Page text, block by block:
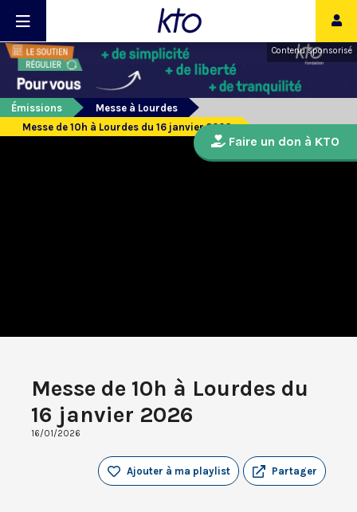
Contenu sponsorisé
Émissions
Messe à Lourdes
Messe de 10h à Lourdes du 16 janvier 2026
Messe de 10h à Lourdes du
16 janvier 2026
16/01/2026
Partager
Ajouter à ma playlist
Faire un don à KTO